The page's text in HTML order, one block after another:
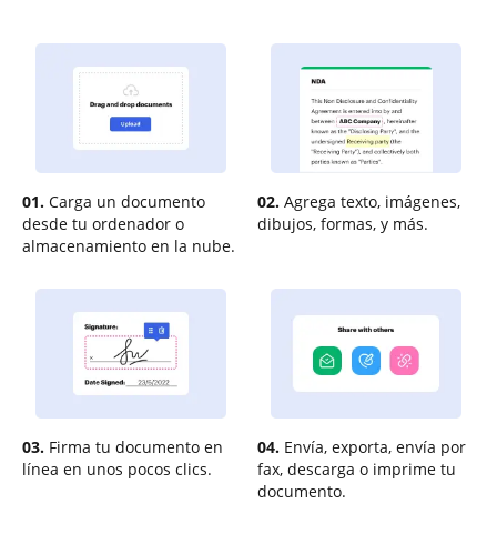
01. Carga un documento
desde tu ordenador o
almacenamiento en la nube.
02. Agrega texto, imágenes,
dibujos, formas, y más.
03. Firma tu documento en
línea en unos pocos clics.
04. Envía, exporta, envía por
fax, descarga o imprime tu
documento.